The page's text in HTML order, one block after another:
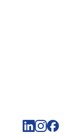
Volg de
Volg